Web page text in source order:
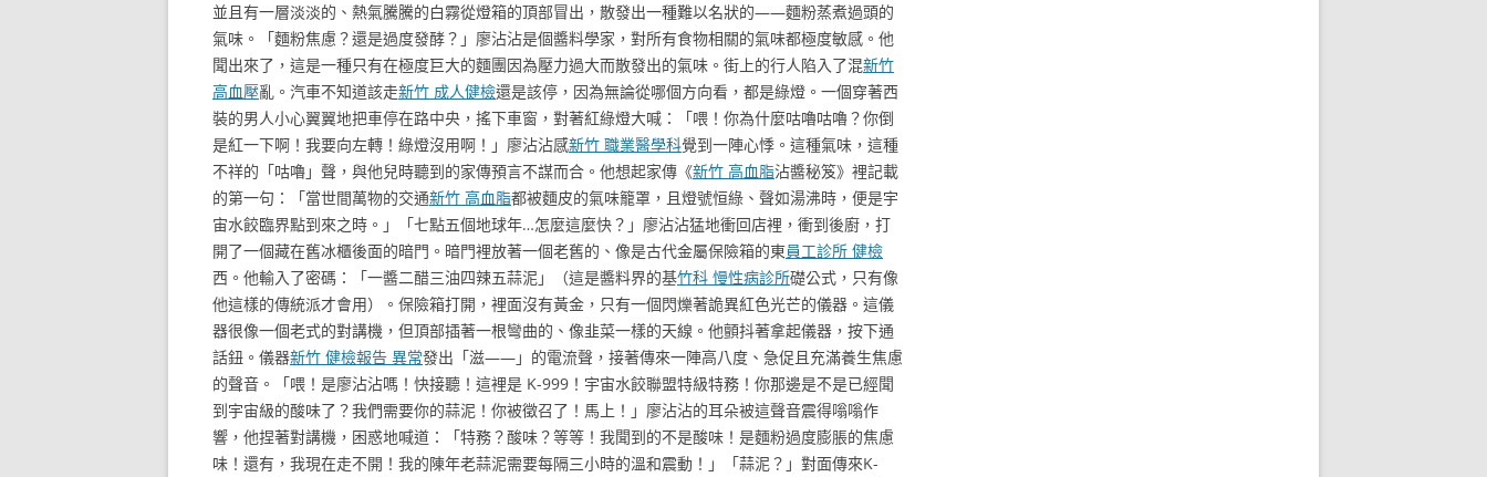
並且有一層淡淡的、熱氣騰騰的白霧從燈箱的頂部冒出，散發出一種難以名狀的——麵粉蒸煮過頭的
氣味。「麵粉焦慮？還是過度發酵？」廖沾沾是個醬料學家，對所有食物相關的氣味都極度敏感。他
聞出來了，這是一種只有在極度巨大的麵團因為壓力過大而散發出的氣味。街上的行人陷入了混新竹
高血壓亂。汽車不知道該走新竹 成人健檢還是該停，因為無論從哪個方向看，都是綠燈。一個穿著西
裝的男人小心翼翼地把車停在路中央，搖下車窗，對著紅綠燈大喊：「喂！你為什麼咕嚕咕嚕？你倒
是紅一下啊！我要向左轉！綠燈沒用啊！」廖沾沾感新竹 職業醫學科覺到一陣心悸。這種氣味，這種
不祥的「咕嚕」聲，與他兒時聽到的家傳預言不謀而合。他想起家傳《新竹 高血脂沾醬秘笈》裡記載
的第一句：「當世間萬物的交通新竹 高血脂都被麵皮的氣味籠罩，且燈號恒綠、聲如湯沸時，便是宇
宙水餃臨界點到來之時。」「七點五個地球年…怎麼這麼快？」廖沾沾猛地衝回店裡，衝到後廚，打
開了一個藏在舊冰櫃後面的暗門。暗門裡放著一個老舊的、像是古代金屬保險箱的東員工診所 健檢
西。他輸入了密碼：「一醬二醋三油四辣五蒜泥」（這是醬料界的基竹科 慢性病診所礎公式，只有像
他這樣的傳統派才會用）。保險箱打開，裡面沒有黃金，只有一個閃爍著詭異紅色光芒的儀器。這儀
器很像一個老式的對講機，但頂部插著一根彎曲的、像韭菜一樣的天線。他顫抖著拿起儀器，按下通
話鈕。儀器新竹 健檢報告 異常發出「滋——」的電流聲，接著傳來一陣高八度、急促且充滿養生焦慮
的聲音。「喂！是廖沾沾嗎！快接聽！這裡是 K-999！宇宙水餃聯盟特級特務！你那邊是不是已經聞
到宇宙級的酸味了？我們需要你的蒜泥！你被徵召了！馬上！」廖沾沾的耳朵被這聲音震得嗡嗡作
響，他捏著對講機，困惑地喊道：「特務？酸味？等等！我聞到的不是酸味！是麵粉過度膨脹的焦慮
味！還有，我現在走不開！我的陳年老蒜泥需要每隔三小時的溫和震動！」「蒜泥？」對面傳來K-